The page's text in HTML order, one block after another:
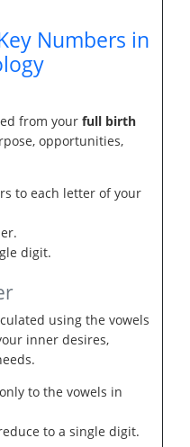
Numbers in
from your full birth
opportunities,
to each letter of your
digit.
using the vowels
inner desires,
to the vowels in
to a single digit.